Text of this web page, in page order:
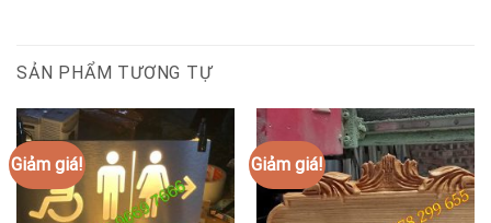
SẢN PHẨM TƯƠNG TỰ
Giảm giá! Giảm giá!